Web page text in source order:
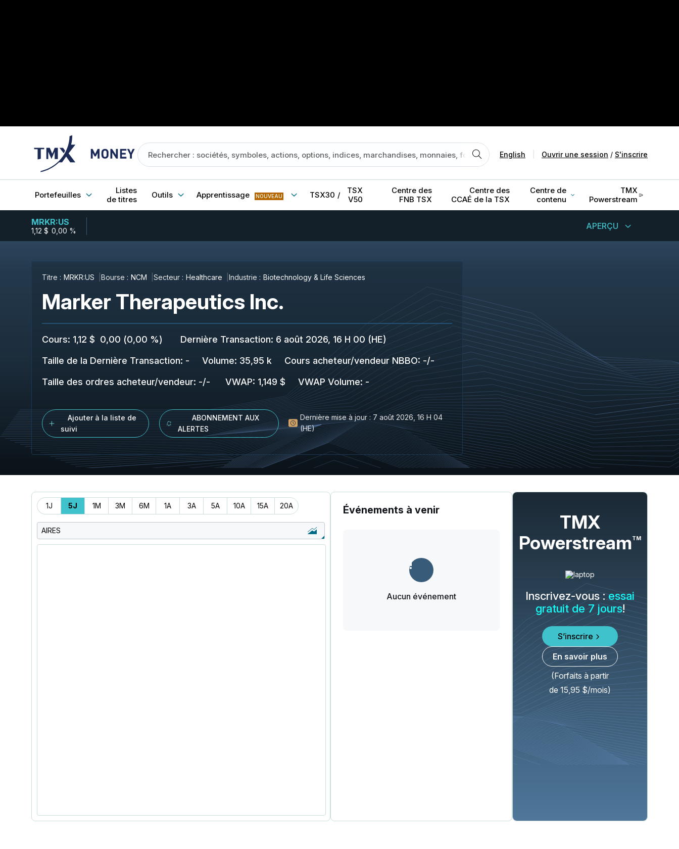
English Ouvrir une session / S'inscrire
Portefeuilles
Listes
de titres
Outils Apprentissage NOUVEAU TSX30 /
TSX
V50
Centre des
FNB TSX
Centre des
CCAÉ de la TSX
Centre de
contenu
TMX
Powerstream
MRKR:US
1,12 $-0,00 % APERÇU
Titre : MRKR:US Bourse : NCM Secteur : Healthcare Industrie : Biotechnology & Life Sciences
Marker Therapeutics Inc.
Cours: 1,12 $ 0,00 (0,00 %) Dernière Transaction: 6 août 2026, 16 H 00 (HE)
Taille de la Dernière Transaction: - Volume: 35,95 k Cours acheteur/vendeur NBBO: -/-
Taille des ordres acheteur/vendeur: -/- VWAP: 1,149 $ VWAP Volume: -
Ajouter à la liste de
suivi
ABONNEMENT AUX
ALERTES
Dernière mise à jour : 7 août 2026, 16 H 04
(HE)
Période
1J 5J 1M 3M 6M 1A 3A 5A 10A 15A 20A
AIRES
Événements à venir
Aucun événement
TMX
PowerstreamTM
Inscrivez-vous :essai
gratuit de 7 jours!
S’inscrire
En savoir plus
(Forfaits à partir
de 15,95 $/mois)